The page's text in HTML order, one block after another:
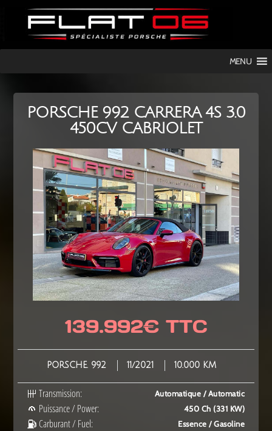
FLAT
06
MENU
PORSCHE 992 CARRERA 4S 3.0
450CV CABRIOLET
139.992€ TTC
PORSCHE. 992 11/2021 10.000 KM
Transmission: Automatique / Automatic
Puissance / Power: 450 Ch (331 KW)
Carburant / Fuel: Essence / Gasoline